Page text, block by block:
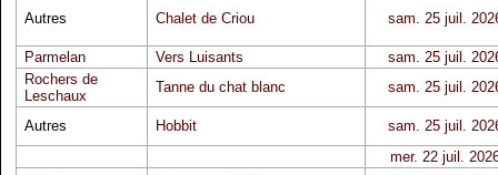
Autres Chalet de Criou sam. 25 juil.
Parmelan Vers Luisants
sam. 25 juil.
Rochers de
Leschaux
Tanne du chat blanc sam. 25 juil.
Autres Hobbit
sam. 25 juil.
mer. 22 juil.